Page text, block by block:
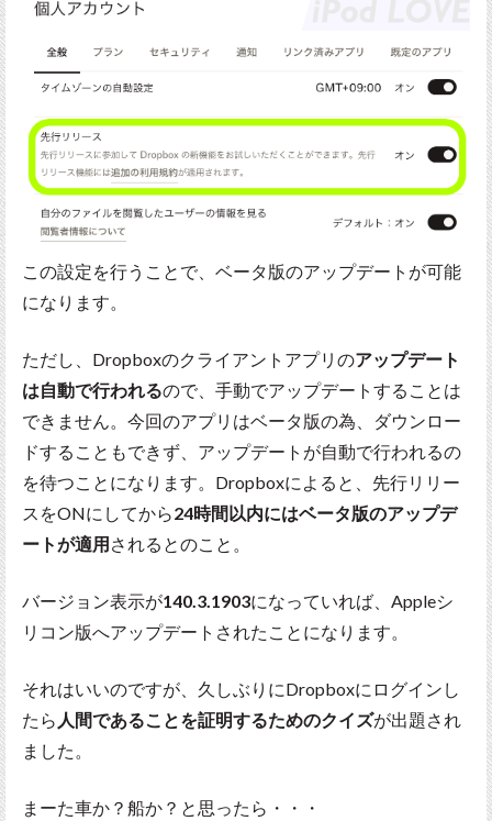
この設定を行うことで、ベータ版のアップデートが可能
になります。
ただし、Dropboxのクライアントアプリのアップデート
は自動で行われるので、手動でアップデートすることは
できません。今回のアプリはベータ版の為、ダウンロー
ドすることもできず、アップデートが自動で行われるの
を待つことになります。Dropboxによると、先行リリー
スをONにしてから24時間以内にはベータ版のアップデ
ートが適用 されるとのこと。
バージョン表示が140.3.1903になっていれば、Appleシ
リコン版へアップデートされたことになります。
それはいいのですが、久しぶりにDropboxにログインし
たら 人間であることを証明するためのクイズが出題され
ました。
まーた車か？船か？と思ったら・・・